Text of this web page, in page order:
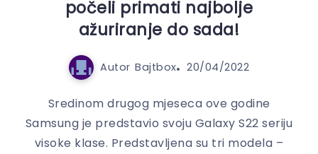
počeli primati najbolje
ažuriranje do sada!
Autor Bajtbox 20/04/2022
Sredinom drugog mjeseca ove godine
Samsung je predstavio svoju Galaxy S22 seriju
visoke klase. Predstavljena su tri modela –